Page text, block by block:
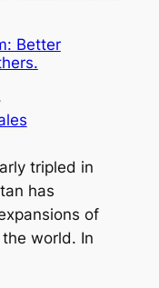
Better
tripled in
has
of
world. In